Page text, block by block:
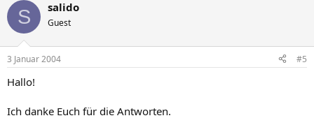
S salido
Guest
3 Januar 2004 #5
Hallo!
Ich danke Euch für die Antworten.